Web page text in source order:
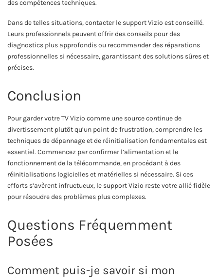
des compétences techniques.
Dans de telles situations, contacter le support Vizio est conseillé.
Leurs professionnels peuvent offrir des conseils pour des
diagnostics plus approfondis ou recommander des réparations
professionnelles si nécessaire, garantissant des solutions sûres et
précises.
Conclusion
Pour garder votre TV Vizio comme une source continue de
divertissement plutôt qu’un point de frustration, comprendre les
techniques de dépannage et de réinitialisation fondamentales est
essentiel. Commencez par confirmer l’alimentation et le
fonctionnement de la télécommande, en procédant à des
réinitialisations logicielles et matérielles si nécessaire. Si ces
efforts s’avèrent infructueux, le support Vizio reste votre allié fidèle
pour résoudre des problèmes plus complexes.
Questions Fréquemment
Posées
Comment puis-je savoir si mon